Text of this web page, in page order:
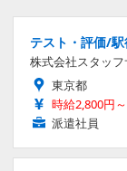
テスト・評価/
株式会社スタッ
東京都
時給2,800円～
派遣社員